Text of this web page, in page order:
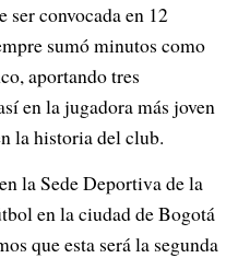
ser convocada en 12
sumó minutos como
aportando tres
en la jugadora más joven
la historia del club.
la Sede Deportiva de la
en la ciudad de Bogotá
que esta será la segunda